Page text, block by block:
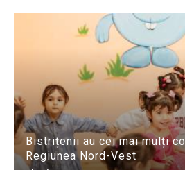
Bistrițenii au cei mai mulți
Regiunea Nord-Vest